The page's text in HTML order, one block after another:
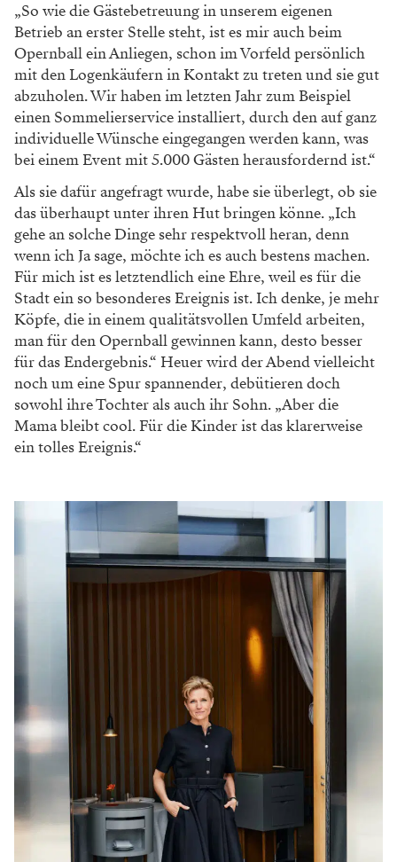
„So wie die Gästebetreuung in unserem eigenen
Betrieb an erster Stelle steht, ist es mir auch beim
Opernball ein Anliegen, schon im Vorfeld persönlich
mit den Logenkäufern in Kontakt zu treten und sie gut
abzuholen. Wir haben im letzten Jahr zum Beispiel
einen Sommelierservice installiert, durch den auf ganz
individuelle Wünsche eingegangen werden kann, was
bei einem Event mit 5.000 Gästen herausfordernd ist.“
Als sie dafür angefragt wurde, habe sie überlegt, ob sie
das überhaupt unter ihren Hut bringen könne. „Ich
gehe an solche Dinge sehr respektvoll heran, denn
wenn ich Ja sage, möchte ich es auch bestens machen.
Für mich ist es letztendlich eine Ehre, weil es für die
Stadt ein so besonderes Ereignis ist. Ich denke, je mehr
Köpfe, die in einem qualitätsvollen Umfeld arbeiten,
man für den Opernball gewinnen kann, desto besser
für das Endergebnis.“ Heuer wird der Abend vielleicht
noch um eine Spur spannender, debütieren doch
sowohl ihre Tochter als auch ihr Sohn. „Aber die
Mama bleibt cool. Für die Kinder ist das klarerweise
ein tolles Ereignis.“